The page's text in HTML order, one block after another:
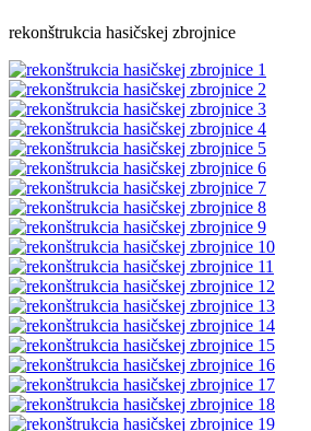
rekonštrukcia hasičskej zbrojnice